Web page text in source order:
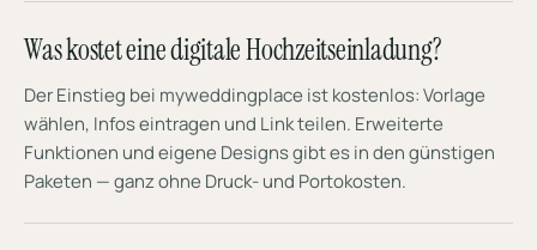
Was kostet eine digitale Hochzeitseinladung?
Der Einstieg bei myweddingplace ist kostenlos: Vorlage
wählen, Infos eintragen und Link teilen. Erweiterte
Funktionen und eigene Designs gibt es in den günstigen
Paketen — ganz ohne Druck- und Portokosten.